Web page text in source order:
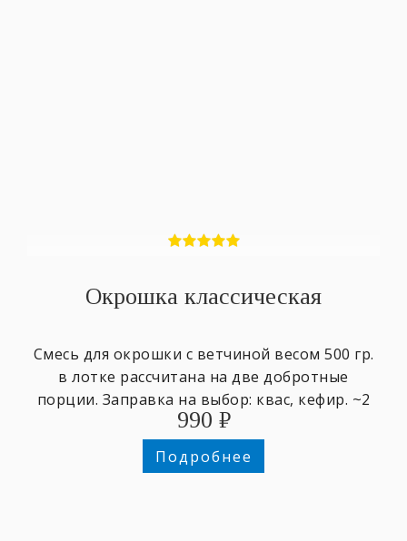
Окрошка классическая
Смесь для окрошки с ветчиной весом ​500 гр.
в лотке ​рассчитана на две добротные
порции. Заправка на выбор: квас, кефир. ~2
персоны.
990 ₽
Подробнее